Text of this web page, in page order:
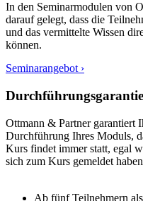
In den Seminarmodulen von
darauf gelegt, dass die
und das vermittelte Wissen
können.
Seminarangebot ›
Ottmann & Partner garantiert
Durchführung Ihres Moduls,
Kurs findet immer statt, egal
sich zum Kurs gemeldet
Ab fünf Teilnehmern